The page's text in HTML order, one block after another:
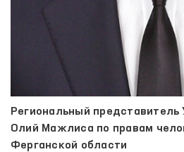
Региональный представитель
Олий Мажлиса по правам
Ферганской области